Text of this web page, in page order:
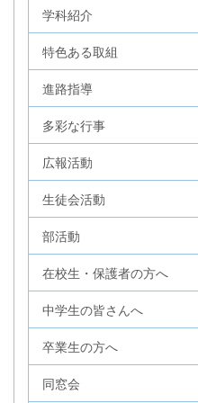
学科紹介
特色ある取組
進路指導
多彩な行事
広報活動
生徒会活動
部活動
在校生・保護者の方へ
中学生の皆さんへ
卒業生の方へ
同窓会